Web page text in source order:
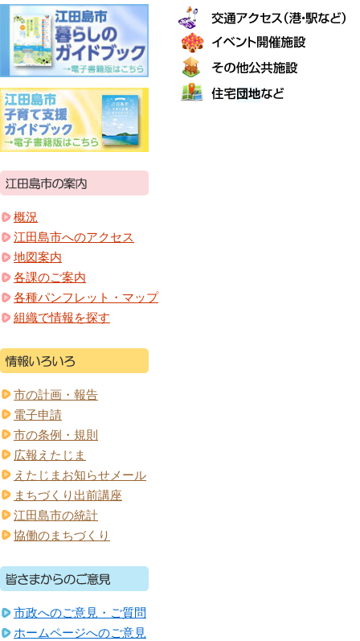
概況
江田島市へのアクセス
地図案内
各課のご案内
各種パンフレット・マップ
組織で情報を探す
市の計画・報告
電子申請
市の条例・規則
広報えたじま
えたじまお知らせメール
まちづくり出前講座
江田島市の統計
協働のまちづくり
市政へのご意見・ご質問
ホームページへのご意見